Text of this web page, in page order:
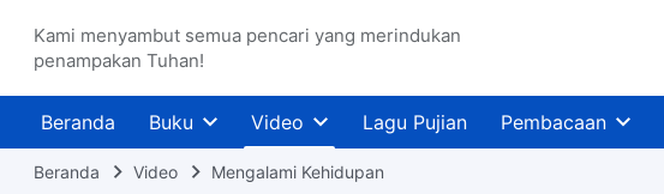
Kami menyambut semua pencari yang merindukan
penampakan Tuhan!
Beranda Buku Video Lagu Pujian Pembacaan
Beranda Video Mengalami Kehidupan